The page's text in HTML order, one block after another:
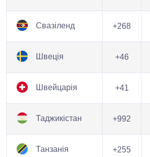
Свазіленд +268
Швеція +46
Швейцарія +41
Таджикістан +992
Танзанія +255